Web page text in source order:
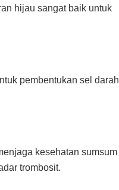
hijau sangat baik untuk
pembentukan sel darah
kesehatan sumsum
trombosit.